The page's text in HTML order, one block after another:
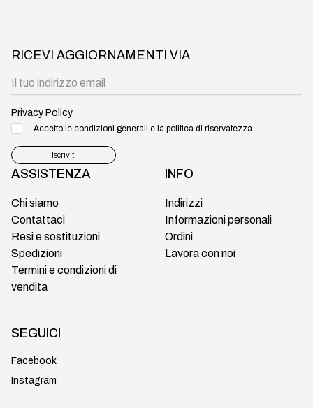
ASSISTENZA
Chi siamo
Contattaci
Resi e sostituzioni
Spedizioni
Termini e condizioni di
vendita
INFO
Indirizzi
Informazioni personali
Ordini
Lavora con noi
SEGUICI
Facebook
Instagram
RICEVI AGGIORNAMENTI VIA
Privacy Policy
Accetto le condizioni generali e la politica di riservatezza
Iscriviti